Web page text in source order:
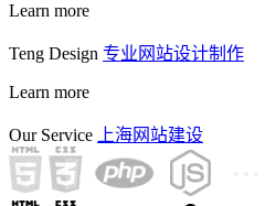
Learn more
Teng Design 专业网站设计制作
Learn more
Our Service 上海网站建设